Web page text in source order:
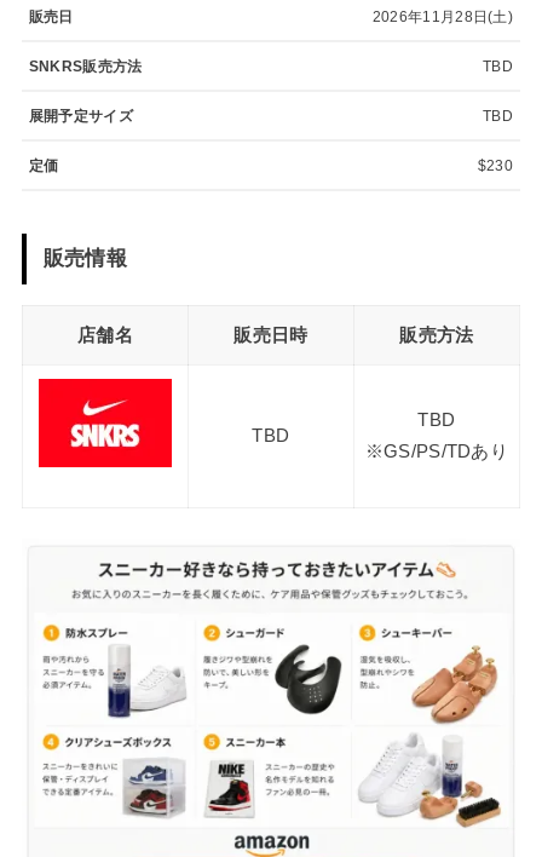
販売日 2026年11月28日(土)
SNKRS販売方法 TBD
展開予定サイズ TBD
定価 $230
販売情報
店舗名 販売日時 販売方法
TBD
TBD
※GS/PS/TDあり